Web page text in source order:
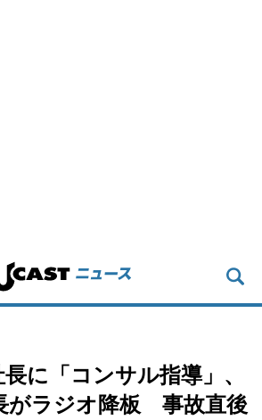
に「コンサル指導」、
がラジオ降板 事故直後